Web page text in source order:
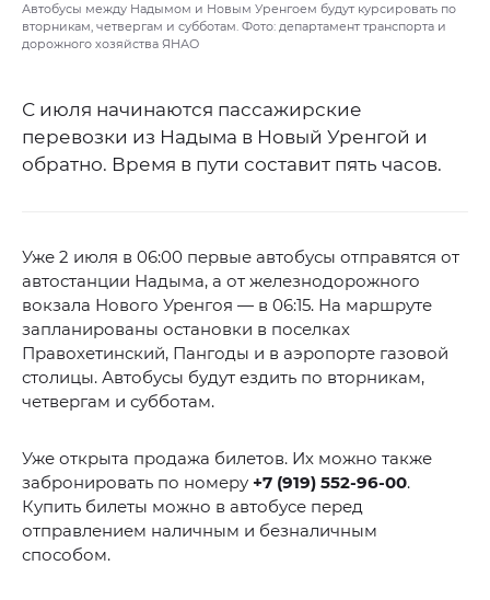
Автобусы между Надымом и Новым Уренгоем будут курсировать по
вторникам, четвергам и субботам. Фото: департамент транспорта и
дорожного хозяйства ЯНАО
С июля начинаются пассажирские
перевозки из Надыма в Новый Уренгой и
обратно. Время в пути составит пять часов.
Уже 2 июля в 06:00 первые автобусы отправятся от
автостанции Надыма, а от железнодорожного
вокзала Нового Уренгоя — в 06:15. На маршруте
запланированы остановки в поселках
Правохетинский, Пангоды и в аэропорте газовой
столицы. Автобусы будут ездить по вторникам,
четвергам и субботам.
Уже открыта продажа билетов. Их можно также
забронировать по номеру +7 (919) 552-96-00.
Купить билеты можно в автобусе перед
отправлением наличным и безналичным
способом.